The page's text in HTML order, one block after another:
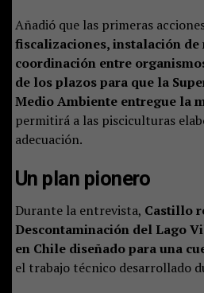
Añadió que las primeras
fiscalizaciones, instalación de
coordinación entre
de los plazos para que la
Medio Ambiente entregue la
permitirá a las pisciculturas
adecuación.
Un plan pionero
Durante la entrevista, Castillo
Descontaminación del Lago
en Chile diseñado para una
el trabajo técnico desarrollado